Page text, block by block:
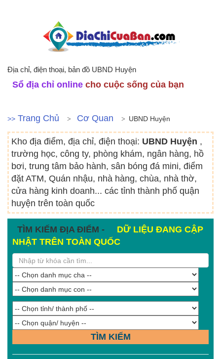
Địa chỉ, điện thoại, bản đồ UBND Huyện
Sổ địa chỉ online cho cuộc sống của bạn
>> Trang Chủ Cơ Quan UBND Huyện
Kho địa điểm, địa chỉ, điện thoại: UBND Huyện ,
trường học, công ty, phòng khám, ngân hàng, hồ
bơi, trung tâm bảo hành, sân bóng đá mini, điểm
đặt ATM, Quán nhậu, nhà hàng, chùa, nhà thờ,
cửa hàng kinh doanh... các tỉnh thành phố quận
huyện trên toàn quốc
TÌM KIẾM ĐỊA ĐIỂM -
DỮ LIỆU ĐANG CẬP
NHẬT TRÊN TOÀN QUỐC
TÌM KIẾM